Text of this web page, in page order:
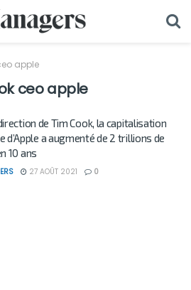
apple
ceo apple
de Tim Cook, la capitalisation
d’Apple a augmenté de 2 trillions de
10 ans
27 AOÛT 2021 0